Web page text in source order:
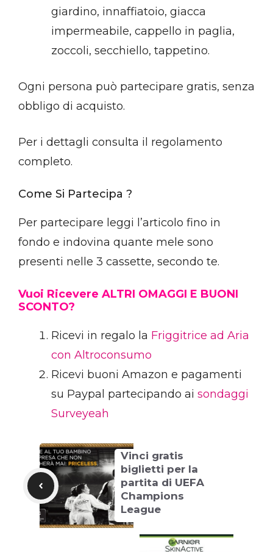
giardino, innaffiatoio, giacca
impermeabile, cappello in paglia,
zoccoli, secchiello, tappetino.
Ogni persona può partecipare gratis, senza
obbligo di acquisto.
Per i dettagli consulta il regolamento
completo.
Come Si Partecipa ?
Per partecipare leggi l’articolo fino in
fondo e indovina quante mele sono
presenti nelle 3 cassette, secondo te.
Vuoi Ricevere ALTRI OMAGGI E BUONI
SCONTO?
Ricevi in regalo la Friggitrice ad Aria
con Altroconsumo
Ricevi buoni Amazon e pagamenti
su Paypal partecipando ai sondaggi
Surveyeah
Vinci gratis
biglietti per la
partita di UEFA
Champions
League